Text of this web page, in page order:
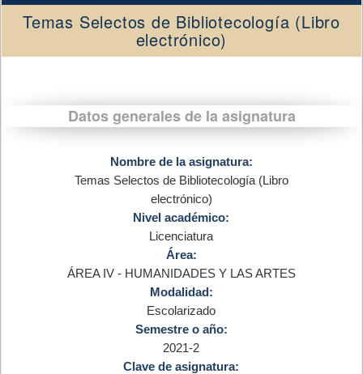
Temas Selectos de Bibliotecología (Libro
electrónico)
Datos generales de la asignatura
Nombre de la asignatura:
Temas Selectos de Bibliotecología (Libro
electrónico)
Nivel académico:
Licenciatura
Área:
ÁREA IV - HUMANIDADES Y LAS ARTES
Modalidad:
Escolarizado
Semestre o año:
2021-2
Clave de asignatura: